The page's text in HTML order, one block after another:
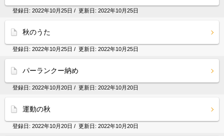
登録日: 2022年10月25日 / 更新日: 2022年10月25日
秋のうた
登録日: 2022年10月25日 / 更新日: 2022年10月25日
パーランクー納め
登録日: 2022年10月20日 / 更新日: 2022年10月20日
運動の秋
登録日: 2022年10月20日 / 更新日: 2022年10月20日